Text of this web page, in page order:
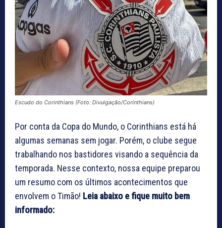
Escudo do Corinthians (Foto: Divulgação/Corinthians)
Por conta da Copa do Mundo, o Corinthians está há
algumas semanas sem jogar. Porém, o clube segue
trabalhando nos bastidores visando a sequência da
temporada. Nesse contexto, nossa equipe preparou
um resumo com os últimos acontecimentos que
envolvem o Timão! Leia abaixo e fique muito bem
informado: